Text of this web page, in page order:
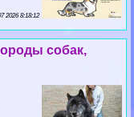
2026 8:18:12
собак,